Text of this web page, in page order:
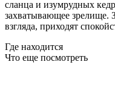
сланца и изумрудных
захватывающее зрелище.
взгляда, приходят
Где находится
Что еще посмотреть